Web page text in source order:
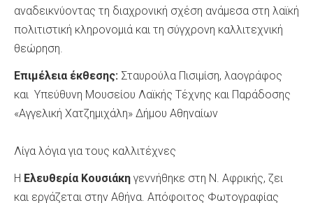
αναδεικνύοντας τη διαχρονική σχέση ανάμεσα στη λαϊκή
πολιτιστική κληρονομιά και τη σύγχρονη καλλιτεχνική
θεώρηση.
Επιμέλεια έκθεσης: Σταυρούλα Πισιμίση, λαογράφος
και Υπεύθυνη Μουσείου Λαϊκής Τέχνης και Παράδοσης
«Αγγελική Χατζημιχάλη» Δήμου Αθηναίων
Λίγα λόγια για τους καλλιτέχνες
Η Ελευθερία Κουσιάκη γεννήθηκε στη Ν. Αφρικής, ζει
και εργάζεται στην Αθήνα. Απόφοιτος Φωτογραφίας